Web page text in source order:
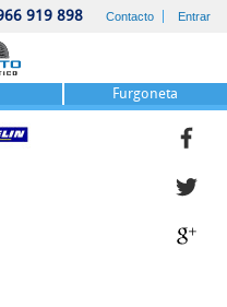
919 898 Contacto Entrar
Furgoneta